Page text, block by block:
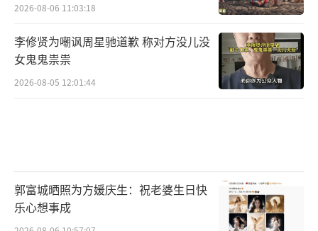
2026-08-06 11:03:18
李修贤为嘲讽周星驰道歉 称对方没儿没
女鬼鬼祟祟
2026-08-05 12:01:44
郭富城晒照为方媛庆生：祝老婆生日快
乐心想事成